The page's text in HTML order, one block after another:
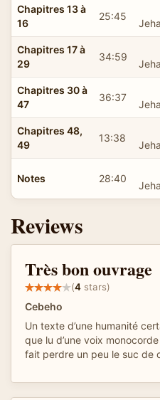
Chapitres 13 à
16
25:45
Chapitres 17 à
29
34:59
Chapitres 30 à
47
36:37
Chapitres 48,
49
13:38
Notes 28:40
Reviews
Très bon ouvrage
(4 stars)
Cebeho
Un texte d’une humanité
que lu d’une voix
fait perdre un peu le suc de